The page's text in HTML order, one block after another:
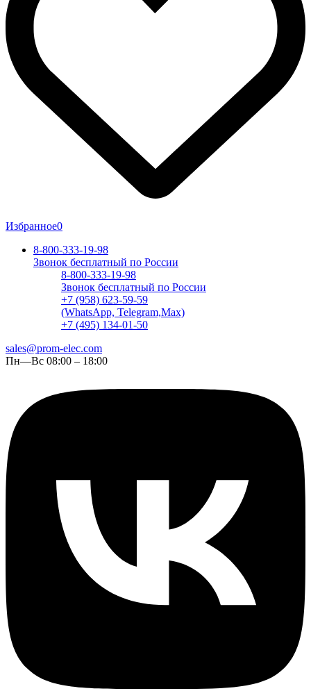
Избранное0
8-800-333-19-98
Звонок бесплатный по России
8-800-333-19-98
Звонок бесплатный по России
+7 (958) 623-59-59
(WhatsApp, Telegram,Max)
+7 (495) 134-01-50
sales@prom-elec.com
Пн—Вс 08:00 – 18:00